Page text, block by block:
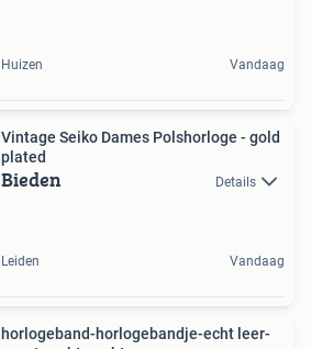
Huizen Vandaag
Vintage Seiko Dames Polshorloge - gold
plated
Bieden Details
Leiden Vandaag
horlogeband-horlogebandje-echt leer-